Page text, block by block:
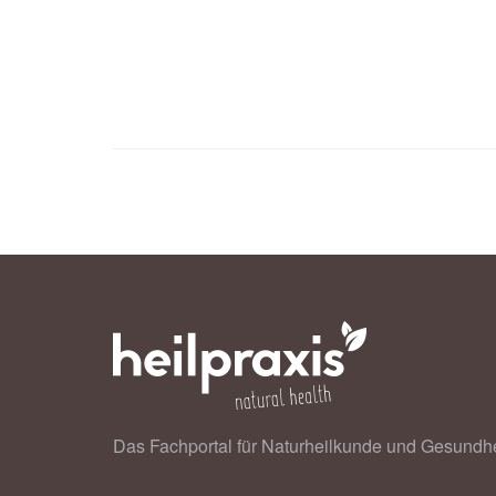
Das Fachportal für Naturheilkunde und